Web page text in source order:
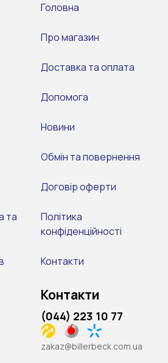
та
Головна
Про магазин
Доставка та оплата
Допомога
Новини
Обмін та повернення
Договір оферти
Політика
конфіденційності
Контакти
Контакти
(044) 223 10 77
zakaz@billerbeck.com.ua